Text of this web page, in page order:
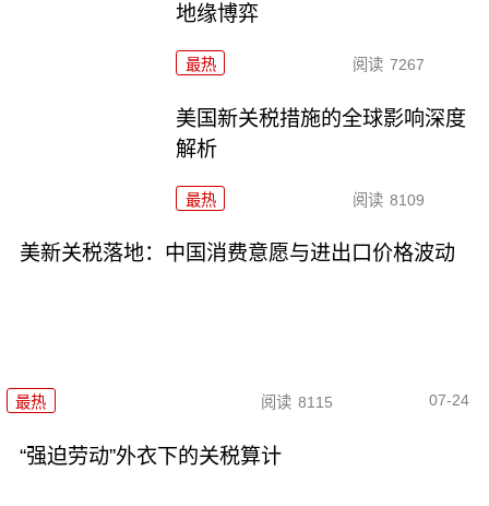
地缘博弈
最热 阅读 7267
美国新关税措施的全球影响深度
解析
最热 阅读 8109
美新关税落地：中国消费意愿与进出口价格波动
最热 阅读 8115 07-24
“强迫劳动”外衣下的关税算计